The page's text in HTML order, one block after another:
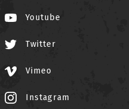
Youtube
Twitter
Vimeo
Instagram